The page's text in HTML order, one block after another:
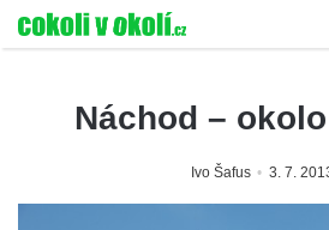
Náchod –
Ivo Šafus 3. 7.